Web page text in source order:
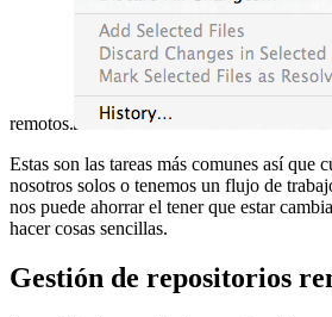
remotos.
Estas son las tareas más comunes así que
nosotros solos o tenemos un flujo de
nos puede ahorrar el tener que estar
hacer cosas sencillas.
Gestión de repositorios